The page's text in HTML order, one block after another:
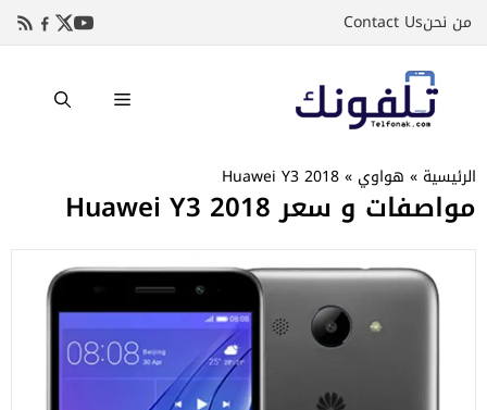
إلىمن نحنContact Us
القائمة
الرئيسية » هواوي »
Huawei Y3 2018
مواصفات و سعر Huawei Y3 2018